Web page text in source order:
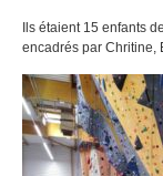
Ils étaient 15 enfants
encadrés par Chritine,